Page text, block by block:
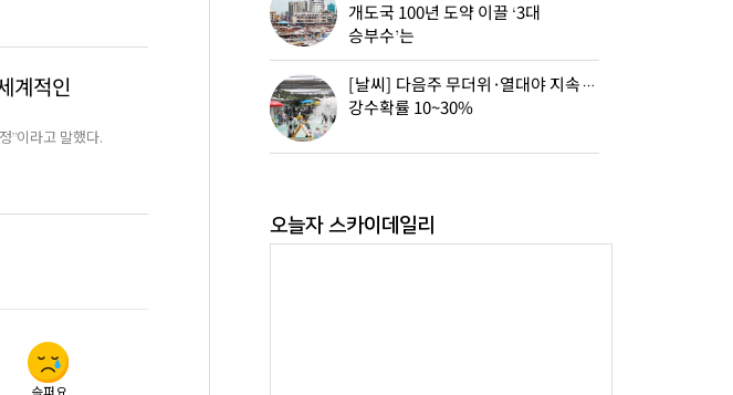
계적인
”이라고 말했다.
개도국 100년 도약 이끌 ‘3대
승부수’는
[날씨] 다음주 무더위·열대야 지속…
강수확률 10~30%
오늘자 스카이데일리